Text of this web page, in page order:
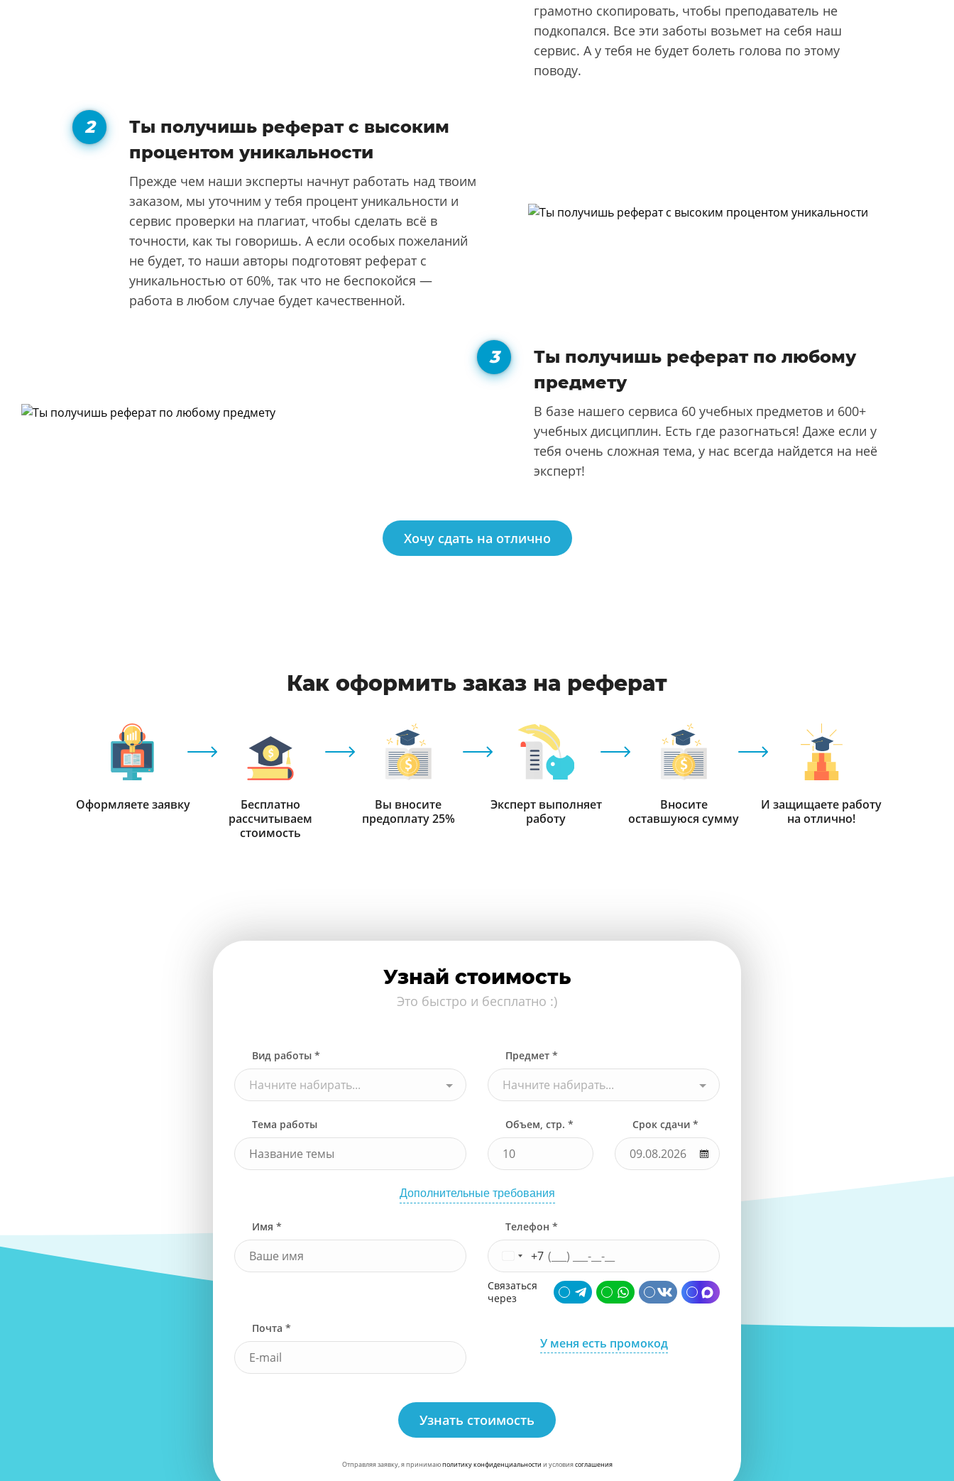
грамотно скопировать, чтобы преподаватель не
подкопался. Все эти заботы возьмет на себя наш
сервис. А у тебя не будет болеть голова по этому
поводу.
Ты получишь реферат с высоким
процентом уникальности
Прежде чем наши эксперты начнут работать над твоим
заказом, мы уточним у тебя процент уникальности и
сервис проверки на плагиат, чтобы сделать всё в
точности, как ты говоришь. А если особых пожеланий
не будет, то наши авторы подготовят реферат с
уникальностью от 60%, так что не беспокойся —
работа в любом случае будет качественной.
Ты получишь реферат по любому
предмету
В базе нашего сервиса 60 учебных предметов и 600+
учебных дисциплин. Есть где разогнаться! Даже если у
тебя очень сложная тема, у нас всегда найдется на неё
эксперт!
Хочу сдать на отлично
Как оформить заказ на реферат
Оформляете заявку
Бесплатно
рассчитываем
стоимость
Вы вносите
предоплату 25%
Эксперт выполняет
работу
Вносите
оставшуюся сумму
И защищаете работу
на отлично!
Узнай стоимость
Это быстро и бесплатно :)
Вид работы *
Начните набирать...
Предмет *
Начните набирать...
Тема работы Объем, стр. * Срок сдачи *
Дополнительные требования
Имя * Телефон *
+7
Связаться
через
Почта *
У меня есть промокод
Узнать стоимость
Отправляя заявку, я принимаюполитику конфиденциальности и условиясоглашения